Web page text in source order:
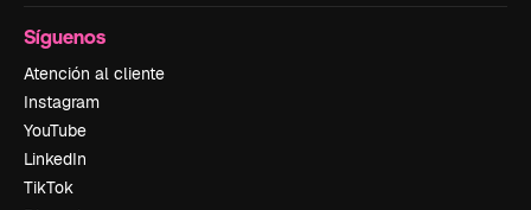
Síguenos
Atención al cliente
Instagram
YouTube
LinkedIn
TikTok